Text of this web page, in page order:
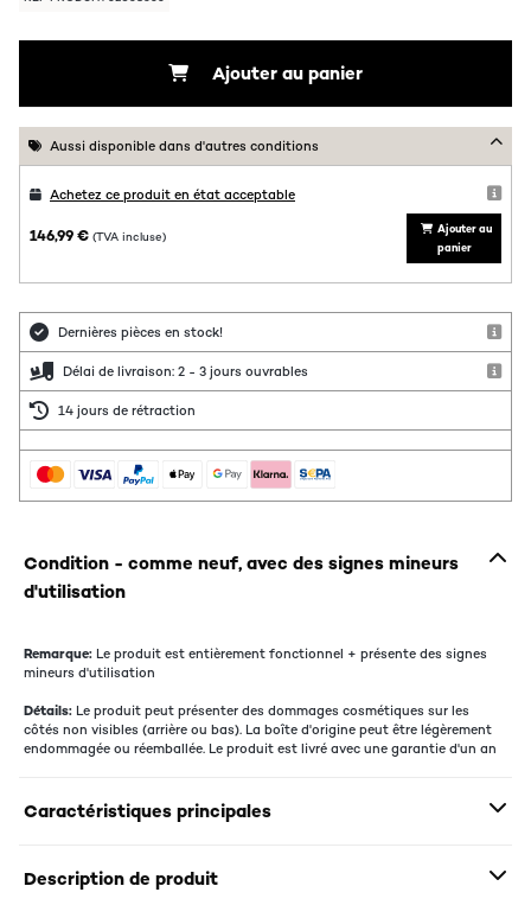
Ajouter au panier
Aussi disponible dans d'autres conditions
Achetez ce produit en état acceptable
146,99 € (TVA incluse)
Ajouter au
panier
Dernières pièces en stock!
Délai de livraison: 2 - 3 jours ouvrables
14 jours de rétraction
Condition - comme neuf, avec des signes mineurs
d'utilisation
Remarque: Le produit est entièrement fonctionnel + présente des signes
mineurs d'utilisation
Détails: Le produit peut présenter des dommages cosmétiques sur les
côtés non visibles (arrière ou bas). La boîte d'origine peut être légèrement
endommagée ou réemballée. Le produit est livré avec une garantie d'un an
Caractéristiques principales
Description de produit